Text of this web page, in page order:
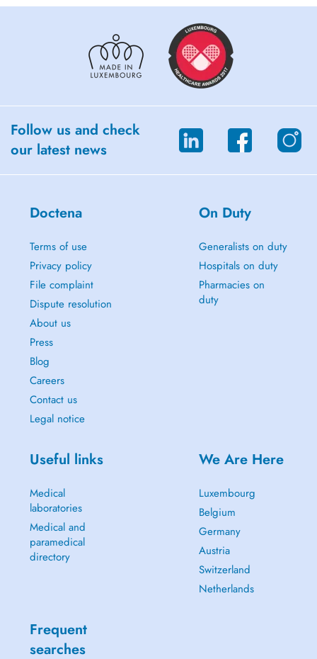
Follow us and check
our latest news
Doctena
Terms of use
Privacy policy
File complaint
Dispute resolution
About us
Press
Blog
Careers
Contact us
Legal notice
On Duty
Generalists on duty
Hospitals on duty
Pharmacies on
duty
Useful links
Medical
laboratories
Medical and
paramedical
directory
We Are Here
Luxembourg
Belgium
Germany
Austria
Switzerland
Netherlands
Frequent
searches